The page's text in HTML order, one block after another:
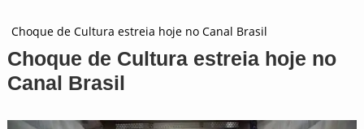
Choque de Cultura estreia hoje no Canal Brasil
Choque de Cultura estreia hoje no
Canal Brasil